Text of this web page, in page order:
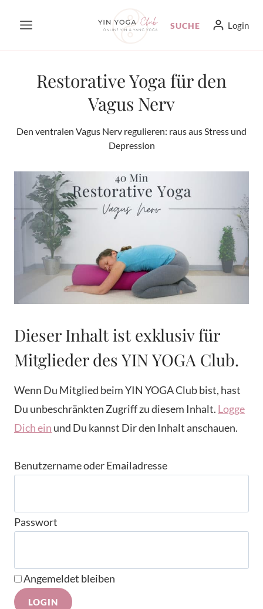
Inhalt
SUCHE Login
Restorative Yoga für den
Vagus Nerv
Den ventralen Vagus Nerv regulieren: raus aus Stress und
Depression
Dieser Inhalt ist exklusiv für
Mitglieder des YIN YOGA Club.
Wenn Du Mitglied beim YIN YOGA Club bist, hast
Du unbeschränkten Zugriff zu diesem Inhalt. Logge
Dich ein und Du kannst Dir den Inhalt anschauen.
Benutzername oder Emailadresse
Passwort
Angemeldet bleiben